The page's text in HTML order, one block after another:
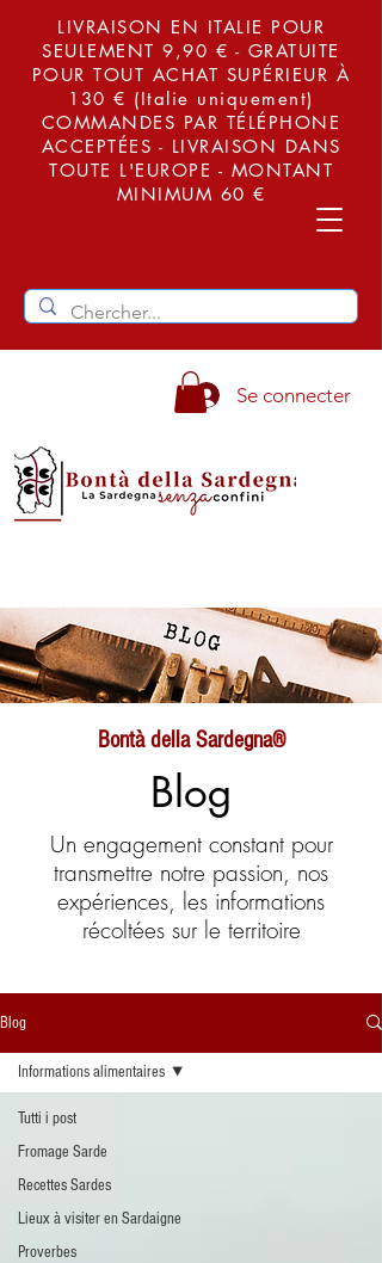
LIVRAISON EN ITALIE POUR
SEULEMENT 9,90 € - GRATUITE
POUR TOUT ACHAT SUPÉRIEUR À
130 € (Italie uniquement)
COMMANDES PAR TÉLÉPHONE
ACCEPTÉES - LIVRAISON DANS
TOUTE L'EUROPE - MONTANT
MINIMUM 60 €
Se connecter
Bontà della Sardegna®
Blog
Un engagement constant pour
transmettre notre passion, nos
expériences, les informations
récoltées sur le territoire
Blog
Tutti i post
Fromage Sarde
Recettes Sardes
Lieux à visiter en Sardaigne
Proverbes
Informations alimentaires